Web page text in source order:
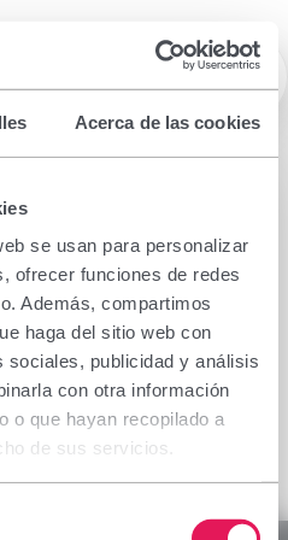
Acerca de las cookies
se usan para personalizar
ofrecer funciones de redes
Además, compartimos
haga del sitio web con
sociales, publicidad y análisis
con otra información
o que hayan recopilado a
de sus servicios.
in this section is
professional authorised
medicinal products for
is required for proper
belong to this group,
with prescribing